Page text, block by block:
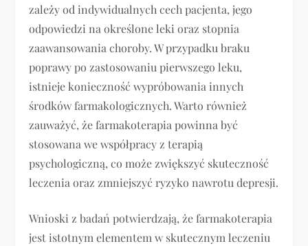
zależy od indywidualnych cech pacjenta, jego
odpowiedzi na określone leki oraz stopnia
zaawansowania choroby. W przypadku braku
poprawy po zastosowaniu pierwszego leku,
istnieje konieczność wypróbowania innych
środków farmakologicznych. Warto również
zauważyć, że farmakoterapia powinna być
stosowana we współpracy z terapią
psychologiczną, co może zwiększyć skuteczność
leczenia oraz zmniejszyć ryzyko nawrotu depresji.
Wnioski z badań potwierdzają, że farmakoterapia
jest istotnym elementem w skutecznym leczeniu